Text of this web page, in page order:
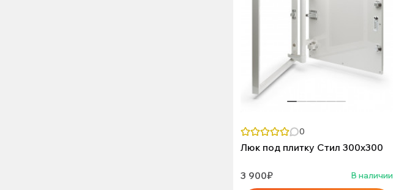
0
Люк под плитку Стил 300х300
3 900₽ В наличии